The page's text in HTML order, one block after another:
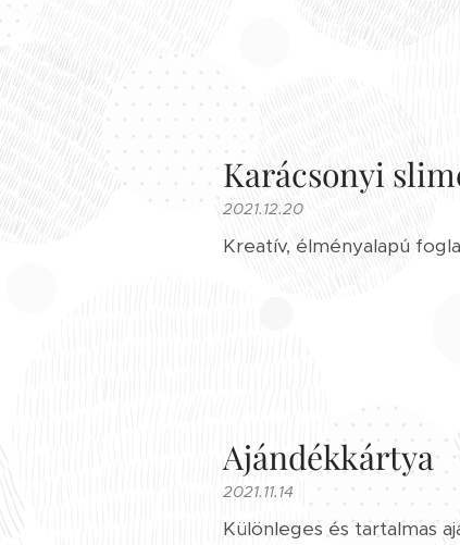
Karácsonyi
2021.12.20
Kreatív, élményalapú
Ajándékkártya
2021.11.14
Különleges és tartalmas